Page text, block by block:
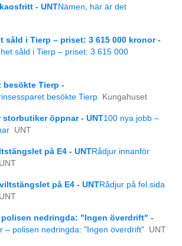
- UNTNämen, här är det
såld i Tierp – priset: 3 615 000 kronor -
såld i Tierp – priset: 3 615 000
besökte Tierp -
besökte Tierp Kungahuset
storbutiker öppnar - UNT100 nya jobb –
UNT
på E4 - UNTRådjur innanför
UNT
på E4 - UNTRådjur på fel sida
UNT
nedringda: "Ingen överdrift" -
– polisen nedringda: "Ingen överdrift" UNT